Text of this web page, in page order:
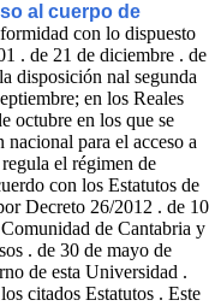
al cuerpo de
con lo dispuesto
. de 21 de diciembre . de
disposición nal segunda
en los Reales
octubre en los que se
nacional para el acceso a
el régimen de
con los Estatutos de
Decreto 26/2012 . de 10
de Cantabria y
. de 30 de mayo de
de esta Universidad .
citados Estatutos . Este